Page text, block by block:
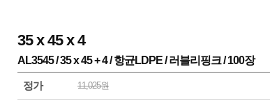
35 x45 x4
AL3545 / 35 x 45 + 4 / 항균LDPE / 러블리핑크 / 100장
정가 11,025원